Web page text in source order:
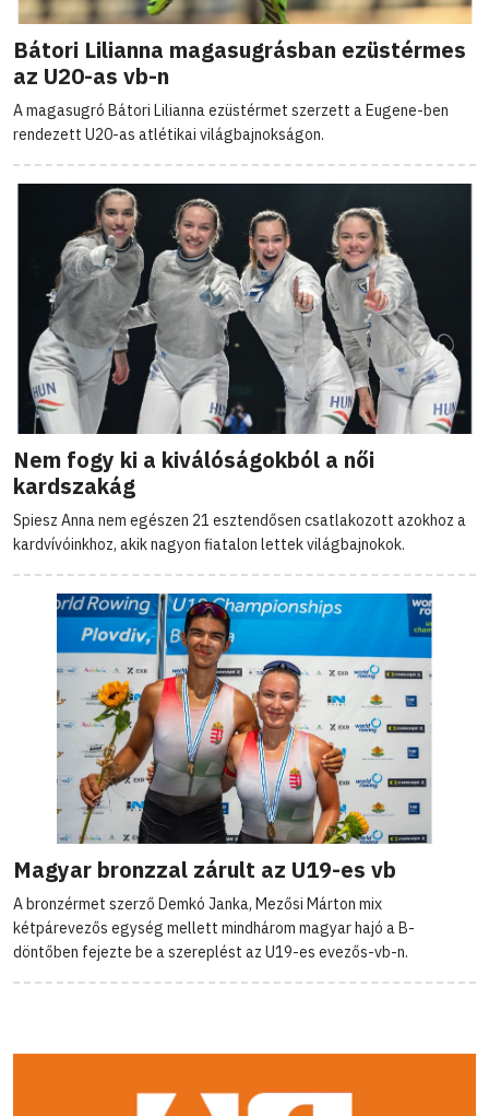
Bátori Lilianna magasugrásban ezüstérmes
az U20-as vb-n
A magasugró Bátori Lilianna ezüstérmet szerzett a Eugene-ben
rendezett U20-as atlétikai világbajnokságon.
Nem fogy ki a kiválóságokból a női
kardszakág
Spiesz Anna nem egészen 21 esztendősen csatlakozott azokhoz a
kardvívóinkhoz, akik nagyon fiatalon lettek világbajnokok.
Magyar bronzzal zárult az U19-es vb
A bronzérmet szerző Demkó Janka, Mezősi Márton mix
kétpárevezős egység mellett mindhárom magyar hajó a B-
döntőben fejezte be a szereplést az U19-es evezős-vb-n.